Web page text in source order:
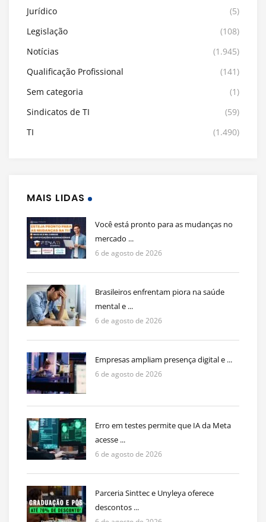
Jurídico
(5)
Legislação
(108)
Notícias
(1.945)
Qualificação Profissional
(141)
Sem categoria
(1)
Sindicatos de TI
(59)
TI
(1.490)
MAIS LIDAS
Você está pronto para as mudanças no
mercado ...
6 de agosto de 2026
Brasileiros enfrentam piora na saúde
mental e ...
6 de agosto de 2026
Empresas ampliam presença digital e ...
6 de agosto de 2026
Erro em testes permite que IA da Meta
acesse ...
6 de agosto de 2026
Parceria Sinttec e Unyleya oferece
descontos ...